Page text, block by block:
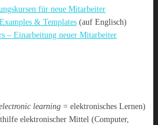
für neue Mitarbeiter
& Templates (auf Englisch)
– Einarbeitung neuer Mitarbeiter
learning = elektronisches Lernen)
elektronischer Mittel (Computer,